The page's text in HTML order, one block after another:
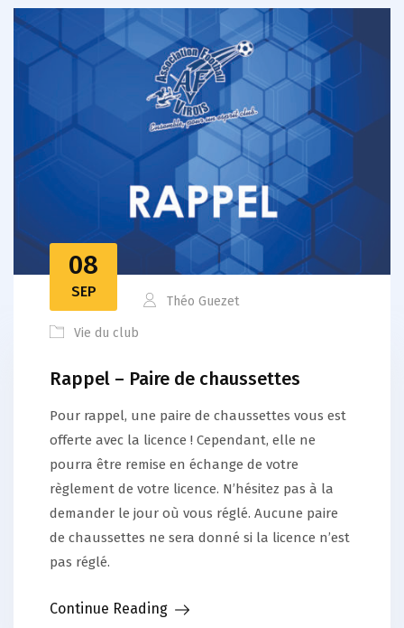
08
SEP
Théo Guezet
Vie du club
Rappel – Paire de chaussettes
Pour rappel, une paire de chaussettes vous est
offerte avec la licence ! Cependant, elle ne
pourra être remise en échange de votre
règlement de votre licence. N’hésitez pas à la
demander le jour où vous réglé. Aucune paire
de chaussettes ne sera donné si la licence n’est
pas réglé.
Continue Reading